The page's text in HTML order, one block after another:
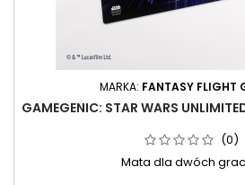
MARKA: FANTASY FLIGHT
GAMEGENIC: STAR WARS
(0)
Mata dla dwóch